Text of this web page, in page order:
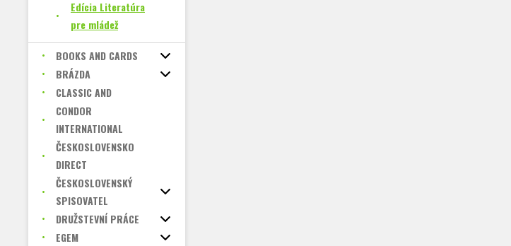
Edícia Literatúra
pre mládež
BOOKS AND CARDS
BRÁZDA
CLASSIC AND
CONDOR
INTERNATIONAL
ČESKOSLOVENSKO
DIRECT
ČESKOSLOVENSKÝ
SPISOVATEL
DRUŽSTEVNÍ PRÁCE
EGEM